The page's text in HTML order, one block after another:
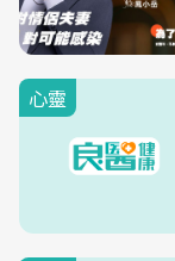
心靈